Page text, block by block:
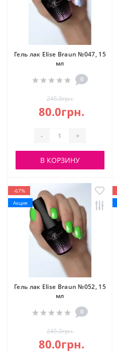
Гель лак Elise Braun №047, 15
мл
0
245.0грн.
80.0грн.
- +
В КОРЗИНУ
-67%
Акция
Гель лак Elise Braun №052, 15
мл
0
245.0грн.
80.0грн.